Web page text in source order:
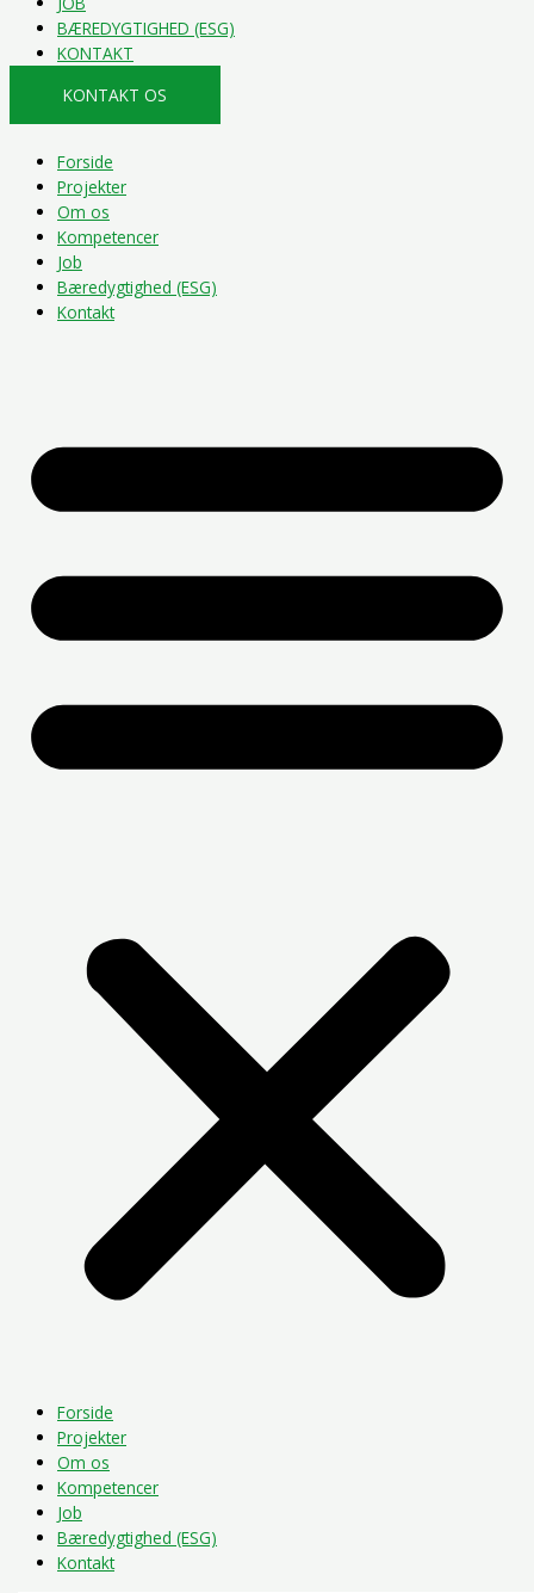
BÆREDYGTIGHED (ESG)
KONTAKT
KONTAKT OS
Forside
Projekter
Om os
Kompetencer
Job
Bæredygtighed (ESG)
Kontakt
Forside
Projekter
Om os
Kompetencer
Job
Bæredygtighed (ESG)
Kontakt